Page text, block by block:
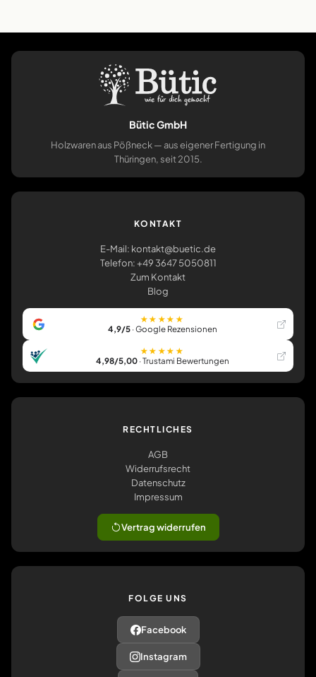
Bütic GmbH
Holzwaren aus Pößneck — aus eigener Fertigung in
Thüringen, seit 2015.
KONTAKT
E-Mail: kontakt@buetic.de
Telefon: +49 3647 5050811
Zum Kontakt
Blog
★★★★★
4,9/5· Google Rezensionen
★★★★★
4,98/5,00· Trustami Bewertungen
RECHTLICHES
AGB
Widerrufsrecht
Datenschutz
Impressum
Vertrag widerrufen
FOLGE UNS
Facebook
Instagram